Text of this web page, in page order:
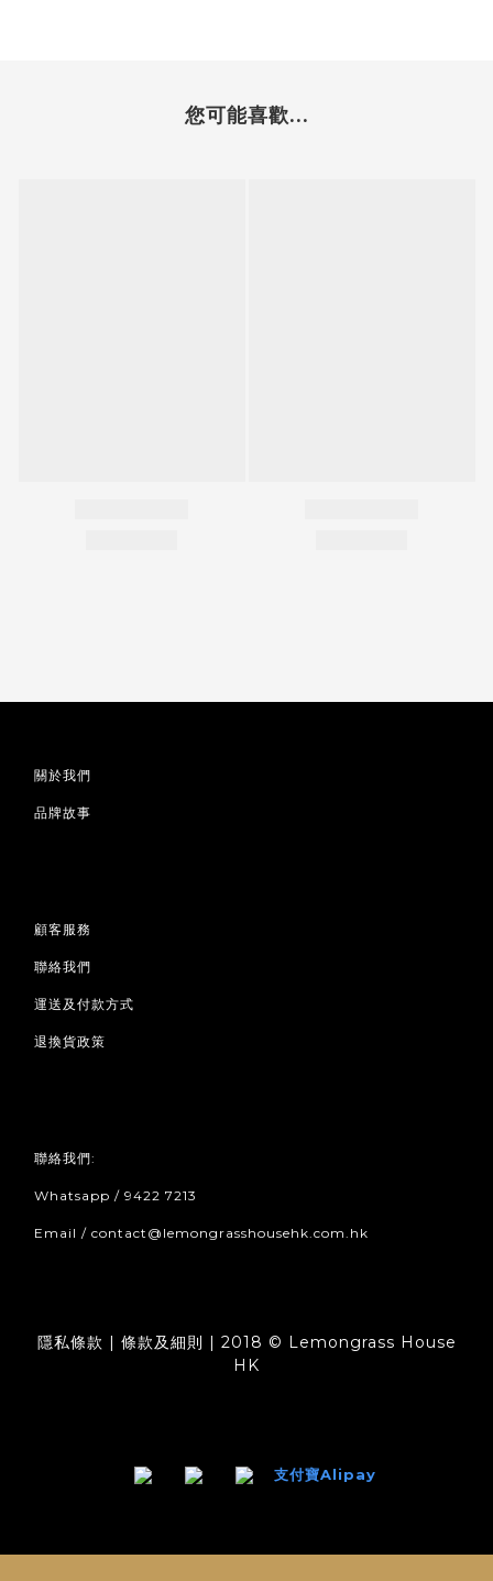
您可能喜歡...
關於我們
品牌故事
顧客服務
聯絡我們
運送及付款方式
退換貨政策
聯絡我們:
Whatsapp / 9422 7213
Email / contact@lemongrasshousehk.com.hk
隱私條款 | 條款及細則 | 2018 © Lemongrass House
HK
支付寶Alipay